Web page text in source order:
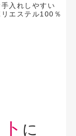
手入れしやすい
リエステル100％
に